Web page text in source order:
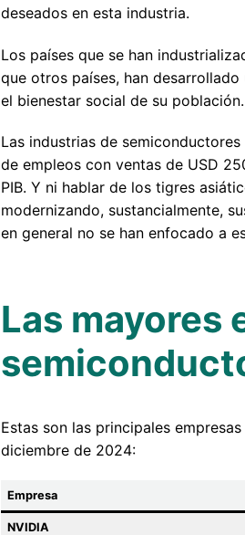
deseados en esta industria.
Los países que se han
que otros países, han
el bienestar social de su población.
Las industrias de
de empleos con ventas de USD
PIB. Y ni hablar de los tigres
modernizando, sustancialmente,
en general no se han enfocado a
Las mayores
Estas son las principales
diciembre de 2024:
Empresa
NVIDIA